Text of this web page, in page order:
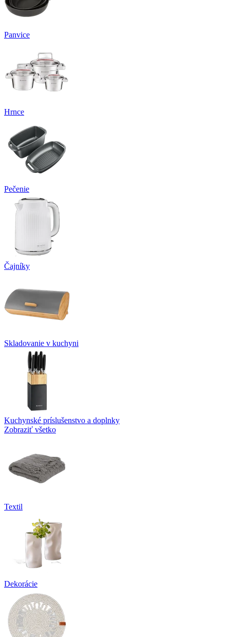
Panvice
Hrnce
Pečenie
Čajníky
Skladovanie v kuchyni
Kuchynské príslušenstvo a doplnky
Zobraziť všetko
Textil
Dekorácie